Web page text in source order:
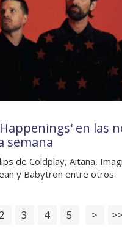
en las
semana
de Coldplay, Aitana,
y Babytron entre otros
2 3 4 5 > >>